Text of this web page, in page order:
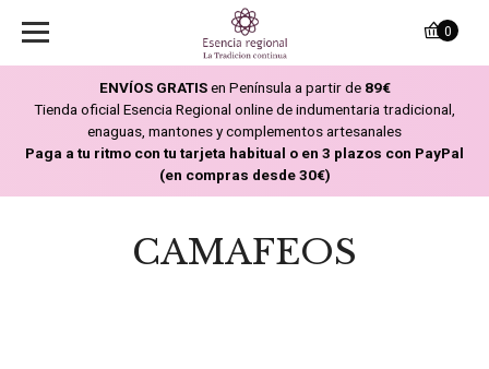
ENVÍOS GRATISen Península a partir de 89€
Tienda oficial Esencia Regional online de indumentaria tradicional,
enaguas, mantones y complementos artesanales
Paga a tu ritmo con tu tarjeta habitual o en 3 plazos con PayPal
(en compras desde 30€)
0
CAMAFEOS